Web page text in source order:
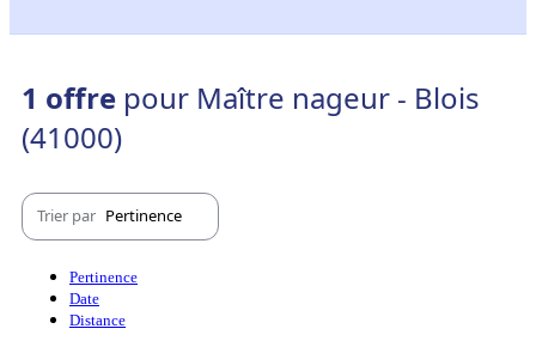
1 offre pour Maître nageur - Blois
(41000)
Trier par Pertinence
Pertinence
Date
Distance